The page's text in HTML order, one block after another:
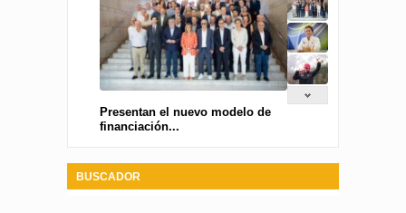
Presentan el nuevo modelo de
financiación...
BUSCADOR